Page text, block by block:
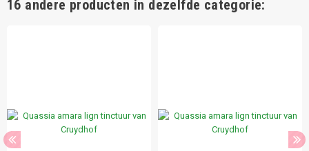
16 andere producten in dezelfde categorie: